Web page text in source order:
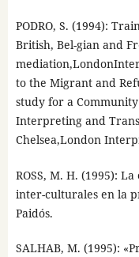
PODRO, S. (1994):
British, Bel-gian and
to the Migrant and
study for a
Interpreting and
Chelsea,London
ROSS, M. H. (1995):
inter-culturales en la
Paidós.
SALHAB, M. (1995):